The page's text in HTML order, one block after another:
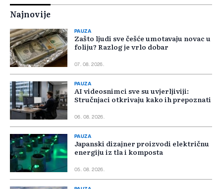
Najnovije
PAUZA
Zašto ljudi sve češće umotavaju novac u
foliju? Razlog je vrlo dobar
07. 08. 2026.
PAUZA
AI videosnimci sve su uvjerljiviji:
Stručnjaci otkrivaju kako ih prepoznati
06. 08. 2026.
PAUZA
Japanski dizajner proizvodi električnu
energiju iz tla i komposta
05. 08. 2026.